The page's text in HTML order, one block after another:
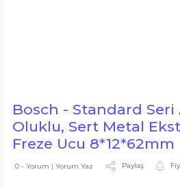
Bosch - Standard
Oluklu, Sert Metal
Freze Ucu 8*12*62mm
0 - Yorum | Yorum Yaz Paylaş